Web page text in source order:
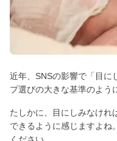
近年、SNSの影響で「目に
プ選びの大きな基準のよう
たしかに、目にしみなけれ
できるように感じますよね
ください。